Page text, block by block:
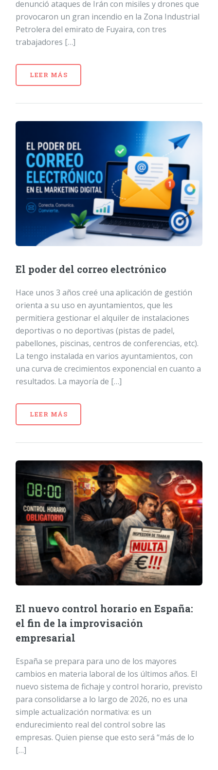
denunció ataques de Irán con misiles y drones que
provocaron un gran incendio en la Zona Industrial
Petrolera del emirato de Fuyaira, con tres
trabajadores […]
LEER MÁS
El poder del correo electrónico
Hace unos 3 años creé una aplicación de gestión
orienta a su uso en ayuntamientos, que les
permitiera gestionar el alquiler de instalaciones
deportivas o no deportivas (pistas de padel,
pabellones, piscinas, centros de conferencias, etc).
La tengo instalada en varios ayuntamientos, con
una curva de crecimientos exponencial en cuanto a
resultados. La mayoría de […]
LEER MÁS
El nuevo control horario en España:
el fin de la improvisación
empresarial
España se prepara para uno de los mayores
cambios en materia laboral de los últimos años. El
nuevo sistema de fichaje y control horario, previsto
para consolidarse a lo largo de 2026, no es una
simple actualización normativa: es un
endurecimiento real del control sobre las
empresas. Quien piense que esto será “más de lo
[…]